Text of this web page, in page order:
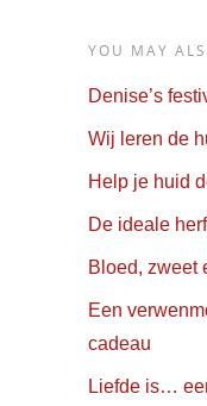
YOU MAY
Denise’s
Wij leren de
Help je huid
De ideale
Bloed, zweet
Een
cadeau
Liefde is…